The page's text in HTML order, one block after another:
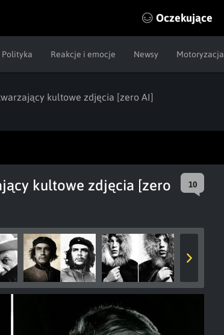
Oczekujące
Polityka Reakcje i emocje Newsy Motoryzacja
kultowe zdjęcia [zero AI]
kultowe zdjęcia [zero 10